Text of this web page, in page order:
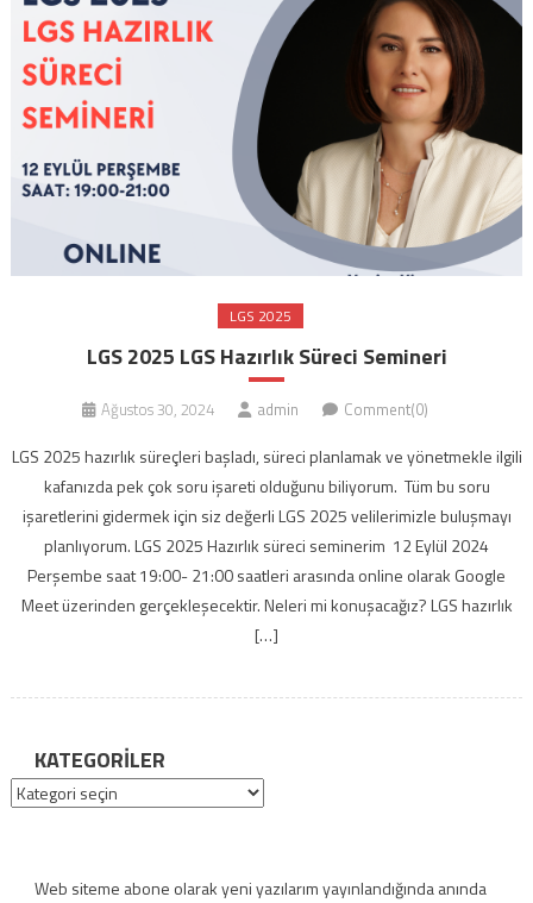
LGS 2025
LGS 2025 LGS Hazırlık Süreci Semineri
Ağustos 30, 2024 admin Comment(0)
LGS 2025 hazırlık süreçleri başladı, süreci planlamak ve yönetmekle ilgili
kafanızda pek çok soru işareti olduğunu biliyorum. Tüm bu soru
işaretlerini gidermek için siz değerli LGS 2025 velilerimizle buluşmayı
planlıyorum. LGS 2025 Hazırlık süreci seminerim 12 Eylül 2024
Perşembe saat 19:00- 21:00 saatleri arasında online olarak Google
Meet üzerinden gerçekleşecektir. Neleri mi konuşacağız? LGS hazırlık
[…]
KATEGORILER
Kategoriler
Web siteme abone olarak yeni yazılarım yayınlandığında anında